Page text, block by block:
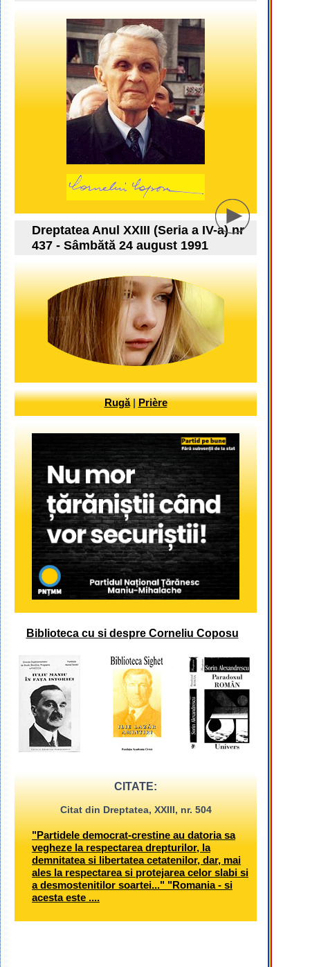
Dreptatea Anul XXIII (Seria a IV-a) nr
437 - Sâmbătă 24 august 1991
Rugă|Prière
Biblioteca cu si despre Corneliu Coposu
CITATE:
Citat din Dreptatea, XXIII, nr. 504
"Partidele democrat-crestine au datoria sa
vegheze la respectarea drepturilor, la
demnitatea si libertatea cetatenilor, dar, mai
ales la respectarea si protejarea celor slabi si
a desmostenitilor soartei..." "Romania - si
acesta este ....